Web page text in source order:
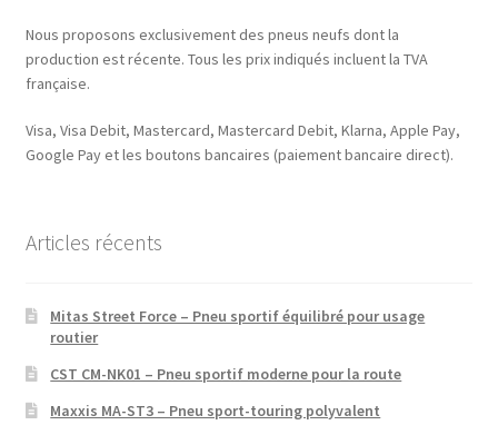
Nous proposons exclusivement des pneus neufs dont la
production est récente. Tous les prix indiqués incluent la TVA
française.
Visa, Visa Debit, Mastercard, Mastercard Debit, Klarna, Apple Pay,
Google Pay et les boutons bancaires (paiement bancaire direct).
Articles récents
Mitas Street Force – Pneu sportif équilibré pour usage
routier
CST CM-NK01 – Pneu sportif moderne pour la route
Maxxis MA-ST3 – Pneu sport-touring polyvalent